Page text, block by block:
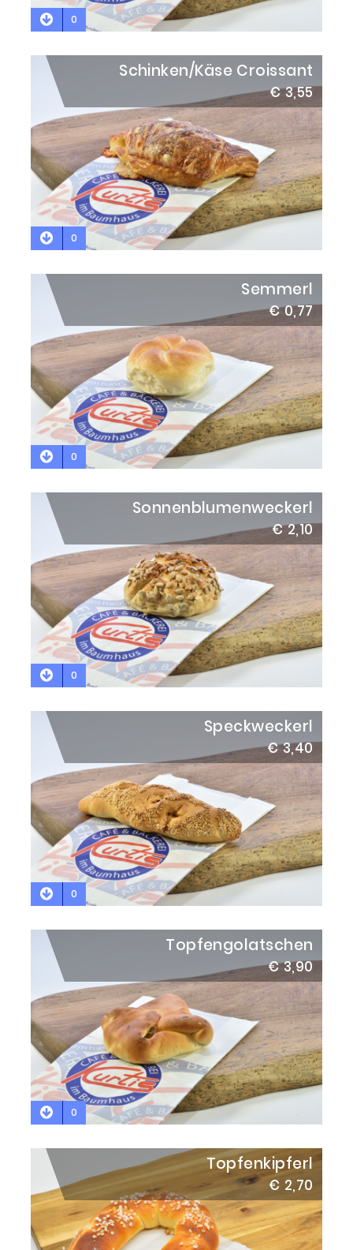
0
Schinken/Käse Croissant
€ 3,55
0
Semmerl
€ 0,77
0
Sonnenblumenweckerl
€ 2,10
0
Speckweckerl
€ 3,40
0
Topfengolatschen
€ 3,90
0
Topfenkipferl
€ 2,70